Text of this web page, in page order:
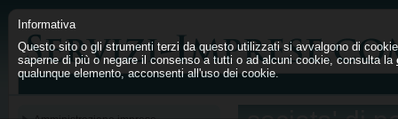
Informativa
Questo sito o gli strumenti terzi da questo utilizzati si avvalgono di
saperne di più o negare il consenso a tutti o ad alcuni cookie, consulta la
qualunque elemento, acconsenti all'uso dei cookie.